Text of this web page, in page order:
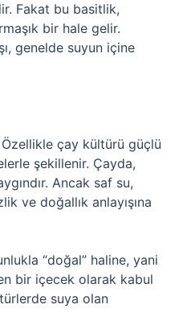
Fakat bu basitlik,
bir hale gelir.
genelde suyun içine
Özellikle çay kültürü güçlü
şekillenir. Çayda,
Ancak saf su,
ve doğallık anlayışına
“doğal” haline, yani
bir içecek olarak kabul
suya olan